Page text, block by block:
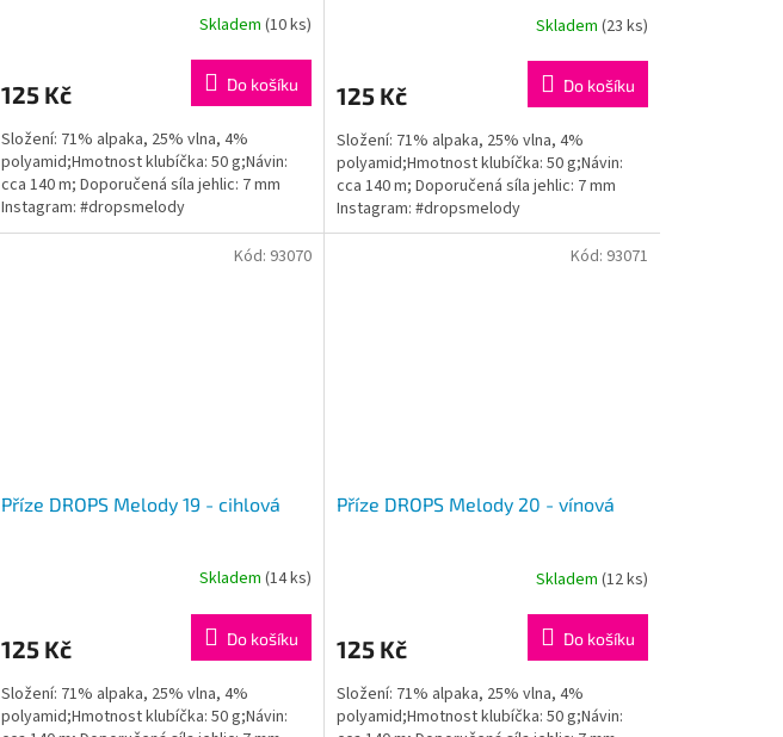
Skladem (10 ks)
125 Kč Do košíku
Složení: 71% alpaka, 25% vlna, 4%
polyamid;Hmotnost klubíčka: 50 g;Návin:
cca 140 m; Doporučená síla jehlic: 7 mm
Instagram: #dropsmelody
Skladem (23 ks)
125 Kč Do košíku
Složení: 71% alpaka, 25% vlna, 4%
polyamid;Hmotnost klubíčka: 50 g;Návin:
cca 140 m; Doporučená síla jehlic: 7 mm
Instagram: #dropsmelody
Příze DROPS Melody 19 - cihlová
je
z
5
Skladem (14 ks)
125 Kč Do košíku
Složení: 71% alpaka, 25% vlna, 4%
polyamid;Hmotnost klubíčka: 50 g;Návin:
Kód: 93070
Příze DROPS Melody 20 - vínová
Skladem (12 ks)
125 Kč Do košíku
Složení: 71% alpaka, 25% vlna, 4%
polyamid;Hmotnost klubíčka: 50 g;Návin:
Kód: 93071